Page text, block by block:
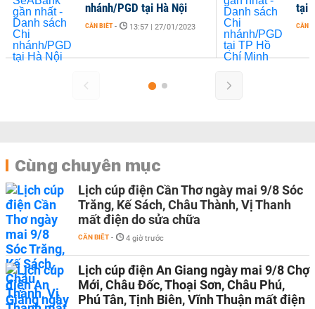
nhánh/PGD tại Hà Nội
CẦN BIẾT - 13:57 | 27/01/2023
tại
CẦN
Cùng chuyên mục
Lịch cúp điện Cần Thơ ngày mai 9/8 Sóc
Trăng, Kế Sách, Châu Thành, Vị Thanh
mất điện do sửa chữa
CẦN BIẾT - 4 giờ trước
Lịch cúp điện An Giang ngày mai 9/8 Chợ
Mới, Châu Đốc, Thoại Sơn, Châu Phú,
Phú Tân, Tịnh Biên, Vĩnh Thuận mất điện